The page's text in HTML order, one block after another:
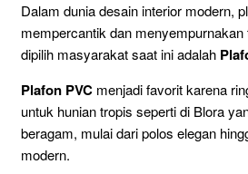
Dalam dunia desain interior modern,
mempercantik dan
dipilih masyarakat saat ini adalah
Plafon PVC menjadi favorit karena
untuk hunian tropis seperti di Blora
beragam, mulai dari polos elegan
modern.